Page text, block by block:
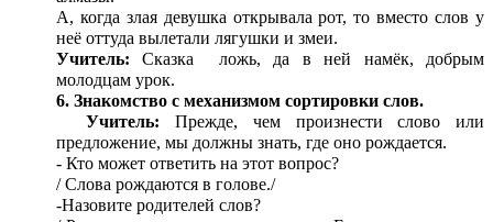
А, когда злая девушка открывала рот, то вместо слов у
неё оттуда вылетали лягушки и змеи.
Учитель: Сказка ложь, да в ней намёк, добрым
молодцам урок.
6. Знакомство с механизмом сортировки слов.
Учитель:Прежде, чем произнести слово или
предложение, мы должны знать, где оно рождается.
- Кто может ответить на этот вопрос?
/ Слова рождаются в голове./
-Назовите родителей слов?